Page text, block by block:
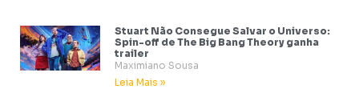
Stuart Não Consegue Salvar o Universo:
Spin-off de The Big Bang Theory ganha
trailer
Maximiano Sousa
Leia Mais »